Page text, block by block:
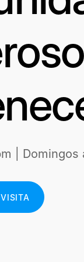
| Domingos